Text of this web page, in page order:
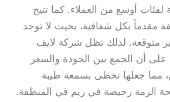
لفئات أوسع من العملاء. كما تتيح
مقدماً بكل شفافية، بحيث لا توجد
متوقعة. لذلك تظل شركة لايف
على أن الجمع بين الجودة والسعر
مما جعلها تحظى بسمعة طيبة
الرمة رخيصة في ريم في المنطقة.